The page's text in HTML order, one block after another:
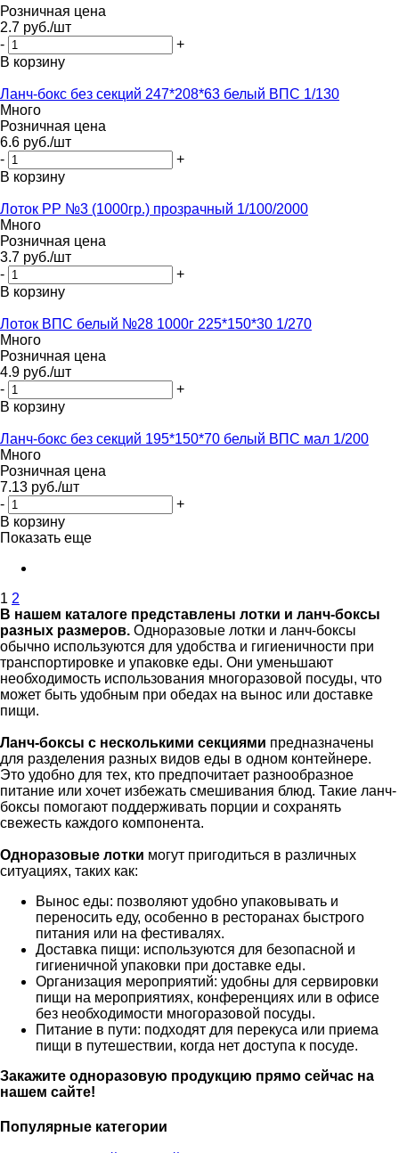
Розничная цена
2.7 руб./шт
-
+
В корзину
Ланч-бокс без секций 247*208*63 белый ВПС 1/130
Много
Розничная цена
6.6 руб./шт
-
+
В корзину
Лоток PР №3 (1000гр.) прозрачный 1/100/2000
Много
Розничная цена
3.7 руб./шт
-
+
В корзину
Лоток ВПС белый №28 1000г 225*150*30 1/270
Много
Розничная цена
4.9 руб./шт
-
+
В корзину
Ланч-бокс без секций 195*150*70 белый ВПС мал 1/200
Много
Розничная цена
7.13 руб./шт
-
+
В корзину
Показать еще
1 2
В нашем каталоге представлены лотки и ланч-боксы
разных размеров. Одноразовые лотки и ланч-боксы
обычно используются для удобства и гигиеничности при
транспортировке и упаковке еды. Они уменьшают
необходимость использования многоразовой посуды, что
может быть удобным при обедах на вынос или доставке
пищи.
Ланч-боксы с несколькими секциями предназначены
для разделения разных видов еды в одном контейнере.
Это удобно для тех, кто предпочитает разнообразное
питание или хочет избежать смешивания блюд. Такие ланч-
боксы помогают поддерживать порции и сохранять
свежесть каждого компонента.
Одноразовые лотки могут пригодиться в различных
ситуациях, таких как:
Вынос еды: позволяют удобно упаковывать и
переносить еду, особенно в ресторанах быстрого
питания или на фестивалях.
Доставка пищи: используются для безопасной и
гигиеничной упаковки при доставке еды.
Организация мероприятий: удобны для сервировки
пищи на мероприятиях, конференциях или в офисе
без необходимости многоразовой посуды.
Питание в пути: подходят для перекуса или приема
пищи в путешествии, когда нет доступа к посуде.
Закажите одноразовую продукцию прямо сейчас на
нашем сайте!
Популярные категории